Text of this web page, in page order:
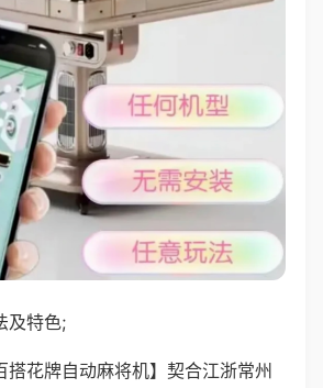
及特色;
搭花牌自动麻将机】契合江浙常州